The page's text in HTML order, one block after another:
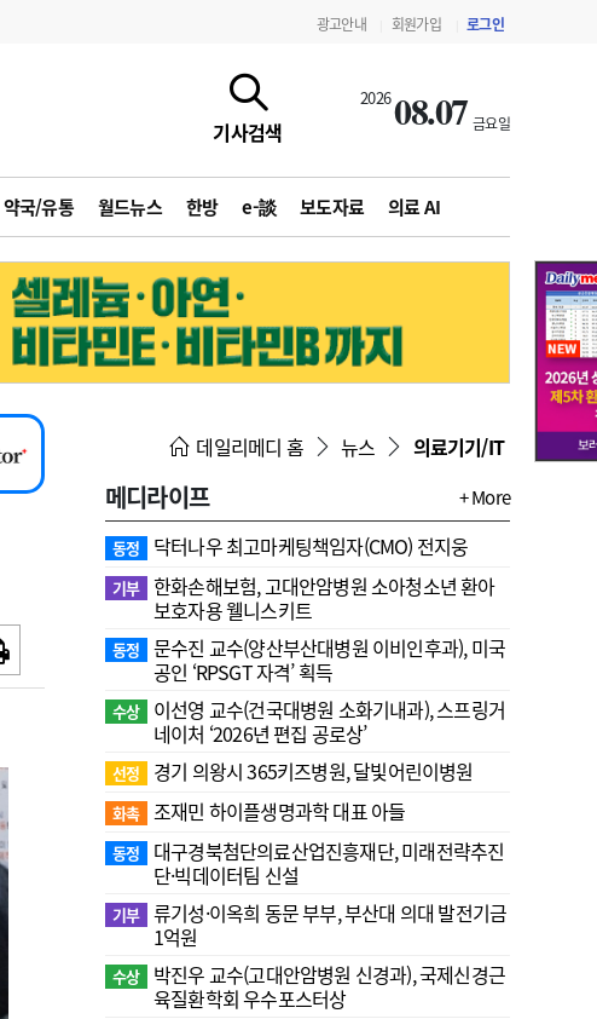
광고안내 회원가입 로그인
기사검색
202608.07 금요일
약국/유통 월드뉴스 한방 e-談 보도자료 의료 AI
지침·기준·평가 약제급여 심사 결과
데일리메디 홈 뉴스 의료기기/IT
메디라이프 + More
동정 닥터나우 최고마케팅책임자(CMO) 전지웅
기부 한화손해보험, 고대안암병원 소아청소년 환아
보호자용 웰니스키트
동정
문수진 교수( 양산부산대병원 이비인후과), 미국
공인 ‘RPSGT 자격’ 획득
수상
이선영 교수(건국대병원 소화기내과), 스프링거
네이처 ‘2026년 편집 공로상’
선정 경기 의왕시 365키즈병원, 달빛어린이병원
화촉 조재민 하이플생명과학 대표 아들
동정
대구경북첨단의료산업진흥재단, 미래전략추진
단·빅데이터팀 신설
기부 류기성·이옥희 동문 부부, 부산대 의대 발전기금
1억원
수상
박진우 교수(고대안암병원 신경과), 국제신경근
육질환학회 우수포스터상